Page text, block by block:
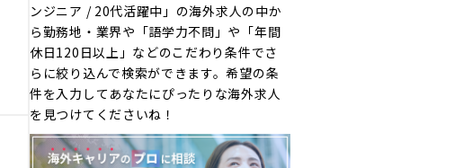
ンジニア / 20代活躍中」の海外求人の中か
ら勤務地・業界や「語学力不問」や「年間
休日120日以上」などのこだわり条件でさ
らに絞り込んで検索ができます。希望の条
件を入力してあなたにぴったりな海外求人
を見つけてくださいね！